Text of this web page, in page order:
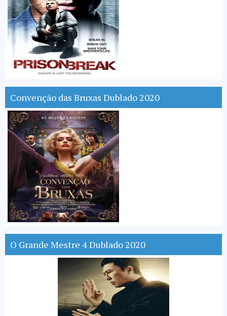
Convenção das Bruxas Dublado 2020
O Grande Mestre 4 Dublado 2020